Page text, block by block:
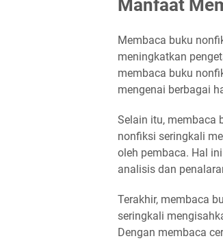
Manfaat
Membaca buku
meningkatkan
membaca buku
mengenai berbagai
Selain itu, membaca
nonfiksi seringkali
oleh pembaca. Hal
analisis dan
Terakhir, membaca
seringkali
Dengan membaca